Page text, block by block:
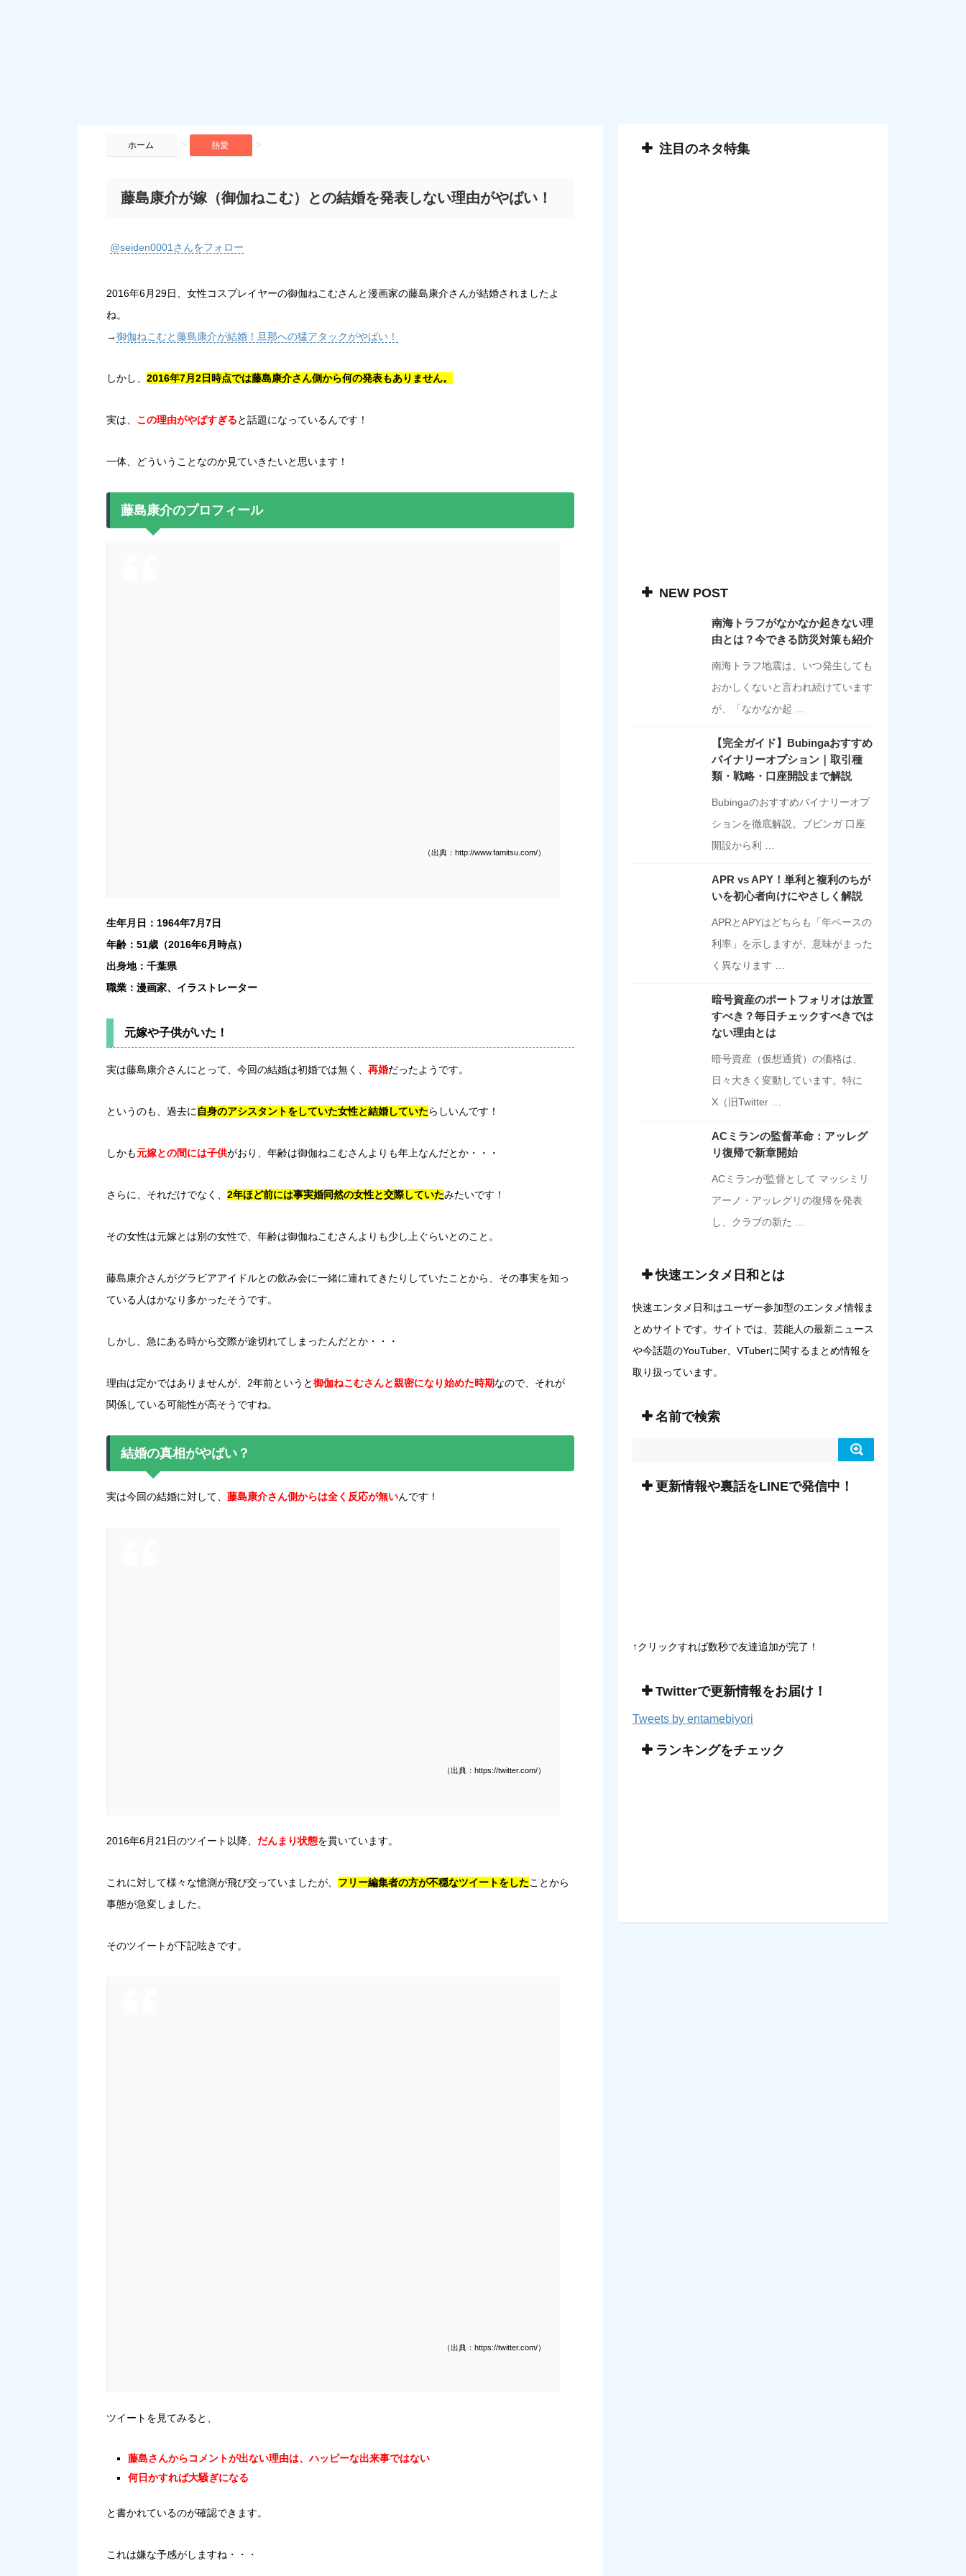
ホーム > 熱愛 >
藤島康介が嫁（御伽ねこむ）との結婚を発表しない理由がやばい！
@seiden0001さんをフォロー
2016年6月29日、女性コスプレイヤーの御伽ねこむさんと漫画家の藤島康介さんが結婚されましたよ
ね。
→御伽ねこむと藤島康介が結婚！旦那への猛アタックがやばい！
しかし、 2016年7月2日時点では藤島康介さん側から何の発表もありません。
実は、 この理由がやばすぎると話題になっているんです！
一体、どういうことなのか見ていきたいと思います！
藤島康介のプロフィール
（出典：http://www.famitsu.com/）
生年月日：1964年7月7日
年齢：51歳（2016年6月時点）
出身地：千葉県
職業：漫画家、イラストレーター
元嫁や子供がいた！
実は藤島康介さんにとって、今回の結婚は初婚では無く、 再婚だったようです。
というのも、過去に 自身のアシスタントをしていた女性と結婚していたらしいんです！
しかも元嫁との間には子供がおり、年齢は御伽ねこむさんよりも年上なんだとか・・・
さらに、それだけでなく、 2年ほど前には事実婚同然の女性と交際していたみたいです！
その女性は元嫁とは別の女性で、年齢は御伽ねこむさんよりも少し上ぐらいとのこと。
藤島康介さんがグラビアアイドルとの飲み会に一緒に連れてきたりしていたことから、その事実を知っ
ている人はかなり多かったそうです。
しかし、急にある時から交際が途切れてしまったんだとか・・・
理由は定かではありませんが、2年前というと御伽ねこむさんと親密になり始めた時期なので、それが
関係している可能性が高そうですね。
結婚の真相がやばい？
実は今回の結婚に対して、 藤島康介さん側からは全く反応が無いんです！
（出典：https://twitter.com/）
2016年6月21日のツイート以降、 だんまり状態を貫いています。
これに対して様々な憶測が飛び交っていましたが、 フリー編集者の方が不穏なツイートをしたことから
事態が急変しました。
そのツイートが下記呟きです。
（出典：https://twitter.com/）
ツイートを見てみると、
藤島さんからコメントが出ない理由は、ハッピーな出来事ではない
何日かすれば大騒ぎになる
と書かれているのが確認できます。
これは嫌な予感がしますね・・・
注目のネタ特集
NEW POST
南海トラフがなかなか起きない理
由とは？今できる防災対策も紹介
南海トラフ地震は、いつ発生しても
おかしくないと言われ続けています
が、「なかなか起 …
【完全ガイド】Bubingaおすすめ
バイナリーオプション｜取引種
類・戦略・口座開設まで解説
Bubingaのおすすめバイナリーオプ
ションを徹底解説。ブビンガ 口座
開設から利 …
APR vs APY！単利と複利のちが
いを初心者向けにやさしく解説
APRとAPYはどちらも「年ベースの
利率」を示しますが、意味がまった
く異なります …
暗号資産のポートフォリオは放置
すべき？毎日チェックすべきでは
ない理由とは
暗号資産（仮想通貨）の価格は、
日々大きく変動しています。特に
X（旧Twitter …
ACミランの監督革命：アッレグ
リ復帰で新章開始
ACミランが監督として マッシミリ
アーノ・アッレグリの復帰を発表
し、クラブの新た …
快速エンタメ日和とは
快速エンタメ日和はユーザー参加型のエンタメ情報ま
とめサイトです。サイトでは、芸能人の最新ニュース
や今話題のYouTuber、VTuberに関するまとめ情報を
取り扱っています。
名前で検索
更新情報や裏話をLINEで発信中！
↑クリックすれば数秒で友達追加が完了！
Twitterで更新情報をお届け！
Tweets by entamebiyori
ランキングをチェック